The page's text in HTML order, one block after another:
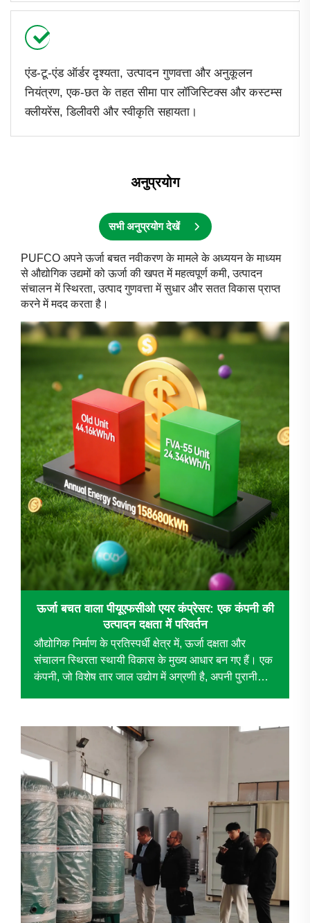
एंड-टू-एंड ऑर्डर दृश्यता, उत्पादन गुणवत्ता और अनुकूलन
नियंत्रण, एक-छत के तहत सीमा पार लॉजिस्टिक्स और कस्टम्स
क्लीयरेंस, डिलीवरी और स्वीकृति सहायता।
अनुप्रयोग
सभी अनुप्रयोग देखें
PUFCO अपने ऊर्जा बचत नवीकरण के मामले के अध्ययन के माध्यम
से औद्योगिक उद्यमों को ऊर्जा की खपत में महत्वपूर्ण कमी, उत्पादन
संचालन में स्थिरता, उत्पाद गुणवत्ता में सुधार और सतत विकास प्राप्त
करने में मदद करता है।
ऊर्जा बचत वाला पीयूएफसीओ एयर कंप्रेसर: एक कंपनी की
उत्पादन दक्षता में परिवर्तन
औद्योगिक निर्माण के प्रतिस्पर्धी क्षेत्र में, ऊर्जा दक्षता और
संचालन स्थिरता स्थायी विकास के मुख्य आधार बन गए हैं। एक
कंपनी, जो विशेष तार जाल उद्योग में अग्रणी है, अपनी पुरानी